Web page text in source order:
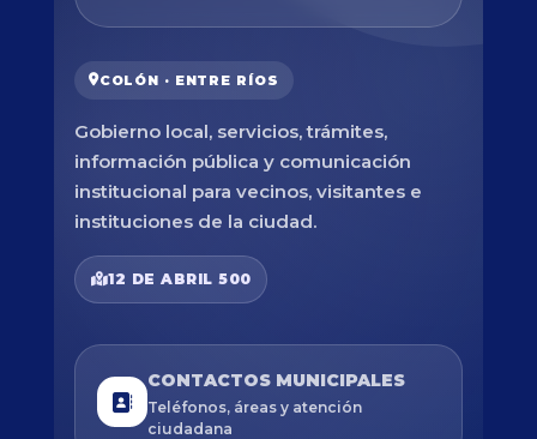
COLÓN · ENTRE RÍOS
Gobierno local, servicios, trámites,
información pública y comunicación
institucional para vecinos, visitantes e
instituciones de la ciudad.
12 DE ABRIL 500
CONTACTOS MUNICIPALES
Teléfonos, áreas y atención
ciudadana